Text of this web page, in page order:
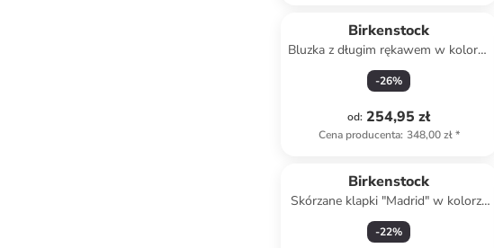
Birkenstock
Bluzka z długim rękawem w kolorze
niebiesko-białym
-26%
od: 254,95 zł
Cena producenta: 348,00 zł*
Birkenstock
Skórzane klapki "Madrid" w kolorze
czarnym
-22%